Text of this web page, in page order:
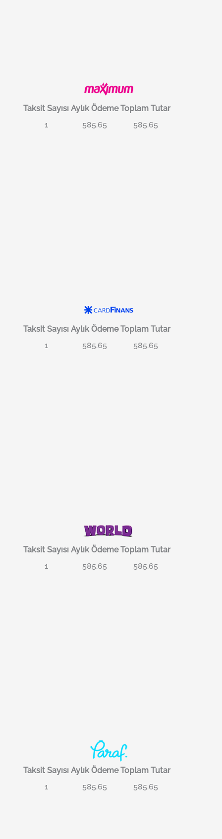
Taksit Sayısı Aylık Ödeme Toplam Tutar
1
585.65 585.65
Taksit Sayısı Aylık Ödeme Toplam Tutar
1
585.65 585.65
Taksit Sayısı Aylık Ödeme Toplam Tutar
1
585.65 585.65
Taksit Sayısı Aylık Ödeme Toplam Tutar
1
585.65 585.65